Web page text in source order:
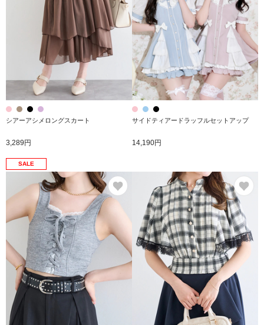
シアーアシメロングスカート
3,289円
サイドティアードラッフルセットアップ
14,190円
SALE